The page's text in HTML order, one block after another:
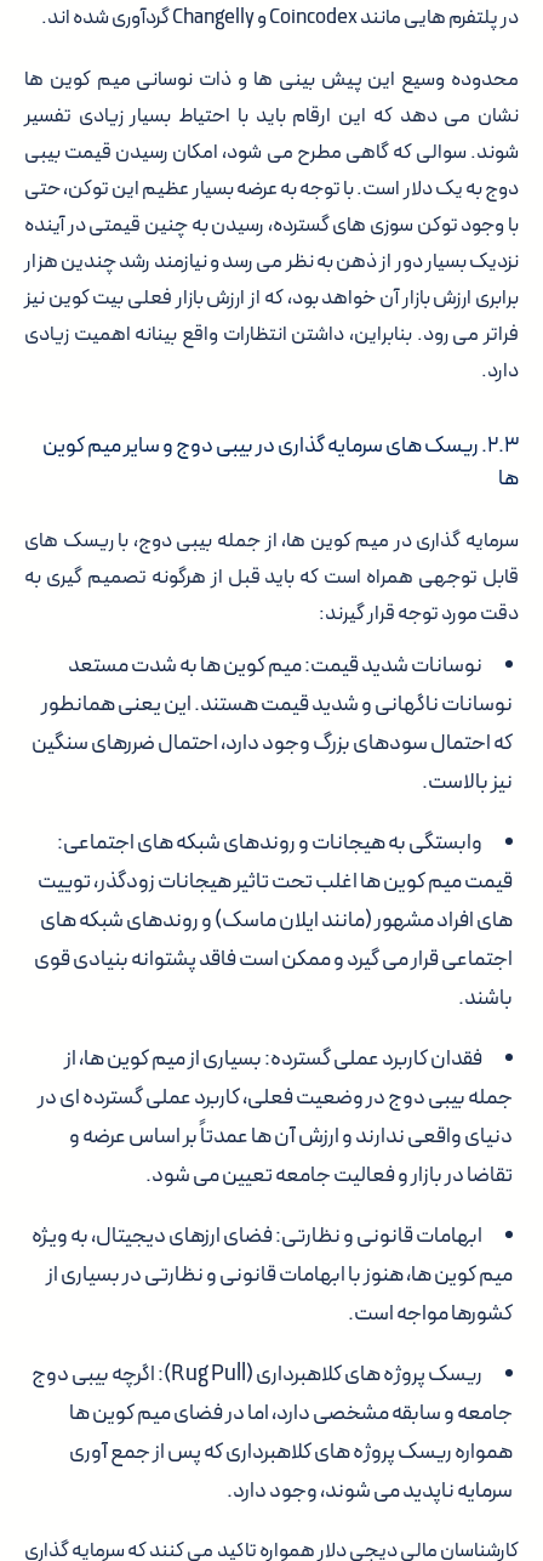
در پلتفرم هایی مانند Coincodex و Changelly گردآوری شده اند.
محدوده وسیع این پیش بینی ها و ذات نوسانی میم کوین ها
نشان می دهد که این ارقام باید با احتیاط بسیار زیادی تفسیر
شوند. سوالی که گاهی مطرح می شود، امکان رسیدن قیمت بیبی
دوج به یک دلار است. با توجه به عرضه بسیار عظیم این توکن، حتی
با وجود توکن سوزی های گسترده، رسیدن به چنین قیمتی در آینده
نزدیک بسیار دور از ذهن به نظر می رسد و نیازمند رشد چندین هزار
برابری ارزش بازار آن خواهد بود، که از ارزش بازار فعلی بیت کوین نیز
فراتر می رود. بنابراین، داشتن انتظارات واقع بینانه اهمیت زیادی
دارد.
۲.۳. ریسک های سرمایه گذاری در بیبی دوج و سایر میم کوین
ها
سرمایه گذاری در میم کوین ها، از جمله بیبی دوج، با ریسک های
قابل توجهی همراه است که باید قبل از هرگونه تصمیم گیری به
دقت مورد توجه قرار گیرند:
نوسانات شدید قیمت:میم کوین ها به شدت مستعد
نوسانات ناگهانی و شدید قیمت هستند. این یعنی همانطور
که احتمال سودهای بزرگ وجود دارد، احتمال ضررهای سنگین
نیز بالاست.
وابستگی به هیجانات و روندهای شبکه های اجتماعی:
قیمت میم کوین ها اغلب تحت تاثیر هیجانات زودگذر، توییت
های افراد مشهور (مانند ایلان ماسک) و روندهای شبکه های
اجتماعی قرار می گیرد و ممکن است فاقد پشتوانه بنیادی قوی
باشند.
فقدان کاربرد عملی گسترده:بسیاری از میم کوین ها، از
جمله بیبی دوج در وضعیت فعلی، کاربرد عملی گسترده ای در
دنیای واقعی ندارند و ارزش آن ها عمدتاً بر اساس عرضه و
تقاضا در بازار و فعالیت جامعه تعیین می شود.
ابهامات قانونی و نظارتی:فضای ارزهای دیجیتال، به ویژه
میم کوین ها، هنوز با ابهامات قانونی و نظارتی در بسیاری از
کشورها مواجه است.
ریسک پروژه های کلاهبرداری (Rug Pull):
اگرچه بیبی دوج
جامعه و سابقه مشخصی دارد، اما در فضای میم کوین ها
همواره ریسک پروژه های کلاهبرداری که پس از جمع آوری
سرمایه ناپدید می شوند، وجود دارد.
کارشناسان مالی دیجی دلار همواره تاکید می کنند که سرمایه گذاری